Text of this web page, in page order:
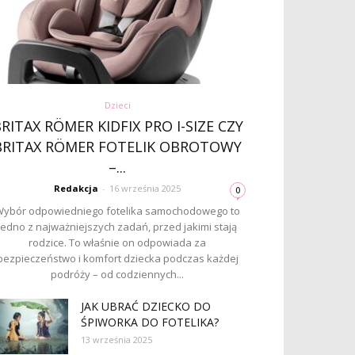
Dzieci
RÖMER KIDFIX PRO I-SIZE CZY
RÖMER FOTELIK OBROTOWY
–...
Redakcja - 16 września 2025 0
odpowiedniego fotelika samochodowego to
z najważniejszych zadań, przed jakimi stają
rodzice. To właśnie on odpowiada za
i komfort dziecka podczas każdej
podróży – od codziennych...
JAK UBRAĆ DZIECKO DO
ŚPIWORKA DO FOTELIKA?
13 września 2025